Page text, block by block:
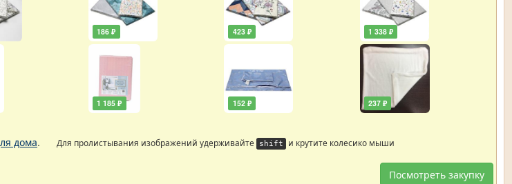
186 ₽
1 185 ₽
423 ₽
152 ₽
1 338 ₽
237 ₽
дома. Для пролистывания изображений удерживайте shift и крутите колесико мыши
Посмотреть закупку